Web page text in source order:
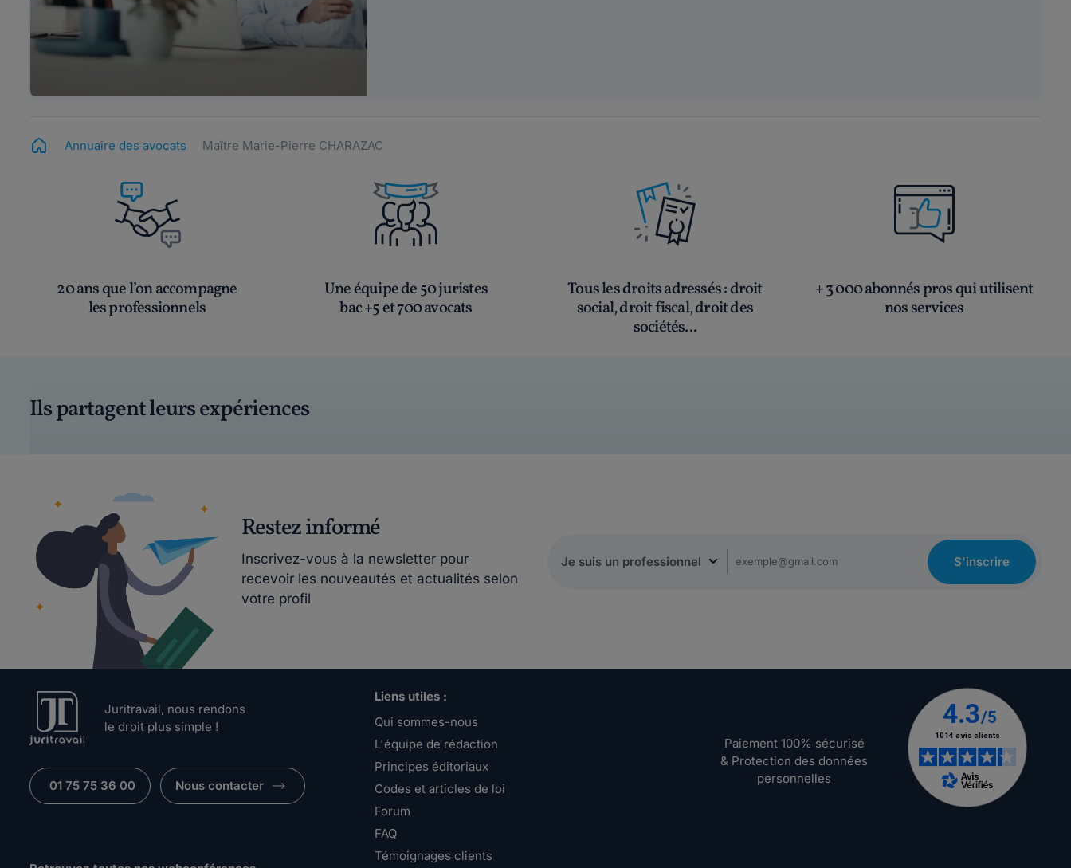
Annuaire des avocats Maître Marie-Pierre CHARAZAC
20 ans que l’on accompagne
les professionnels
Une équipe de 50 juristes
bac +5 et 700 avocats
Tous les droits adressés: droit
social, droit fiscal, droit des
sociétés...
+ 3 000 abonnés pros qui utilisent
nos services
Ils partagent leurs expériences
Restez informé
Inscrivez-vous à la newsletter pour
recevoir les nouveautés et actualités selon
votre profil
S'inscrire
Juritravail, nous rendons
le droit plus simple !
01 75 75 36 00 Nous contacter
Liens utiles :
Qui sommes-nous
L'équipe de rédaction
Principes éditoriaux
Codes et articles de loi
Forum
FAQ
Témoignages clients
Paiement 100% sécurisé
& Protection des données
personnelles